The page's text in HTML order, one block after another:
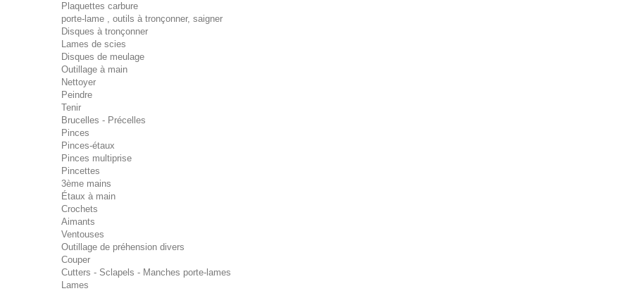
Plaquettes carbure
porte-lame , outils à tronçonner, saigner
Disques à tronçonner
Lames de scies
Disques de meulage
Outillage à main
Nettoyer
Peindre
Tenir
Brucelles - Précelles
Pinces
Pinces-étaux
Pinces multiprise
Pincettes
3ème mains
Étaux à main
Crochets
Aimants
Ventouses
Outillage de préhension divers
Couper
Cutters - Sclapels - Manches porte-lames
Lames